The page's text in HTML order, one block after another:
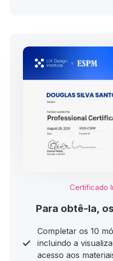
Certificado
Para obtê-la,
Completar os 10
incluindo a
acesso aos